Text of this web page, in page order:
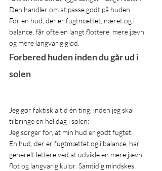
Den handler om at passe godt på huden.
For en hud, der er fugtmættet, næret og i
balance, får ofte en langt flottere, mere jævn
og mere langvarig glød.
Forbered huden inden du går ud i
solen
Jeg gør faktisk altid én ting, inden jeg skal
tilbringe en hel dag i solen:
Jeg sørger for, at min hud er godt fugtet.
En hud, der er fugtmættet og i balance, har
generelt lettere ved at udvikle en mere jævn,
flot og langvarig kulør. Samtidig mindskes